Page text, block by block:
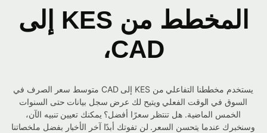
المخطط من KES إلى
CAD،
يستخدم مخططنا التفاعلي من KES إلى CAD متوسط ​​سعر الصرف في
السوق في الوقت الفعلي ويتيح لك عرض سجل بيانات حتى السنوات
الخمس الماضية. هل تنتظر سعرًا أفضل؟ يمكنك تعيين تنبيه الآن،
وسنخبرك عندما يتحسن السعر. لن تفوتك أبدًا آخر الأخبار بفضل ملخصاتنا